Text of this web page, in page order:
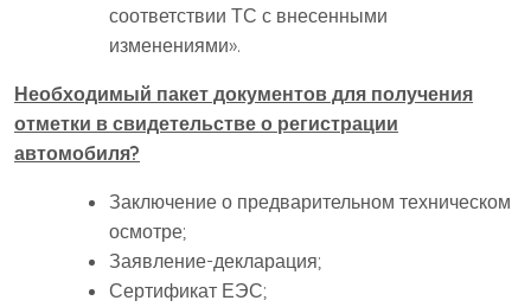
соответствии ТС с внесенными
изменениями».
Необходимый пакет документов для получения
отметки в свидетельстве о регистрации
автомобиля?
Заключение о предварительном техническом
осмотре;
Заявление-декларация;
Сертификат ЕЭС;